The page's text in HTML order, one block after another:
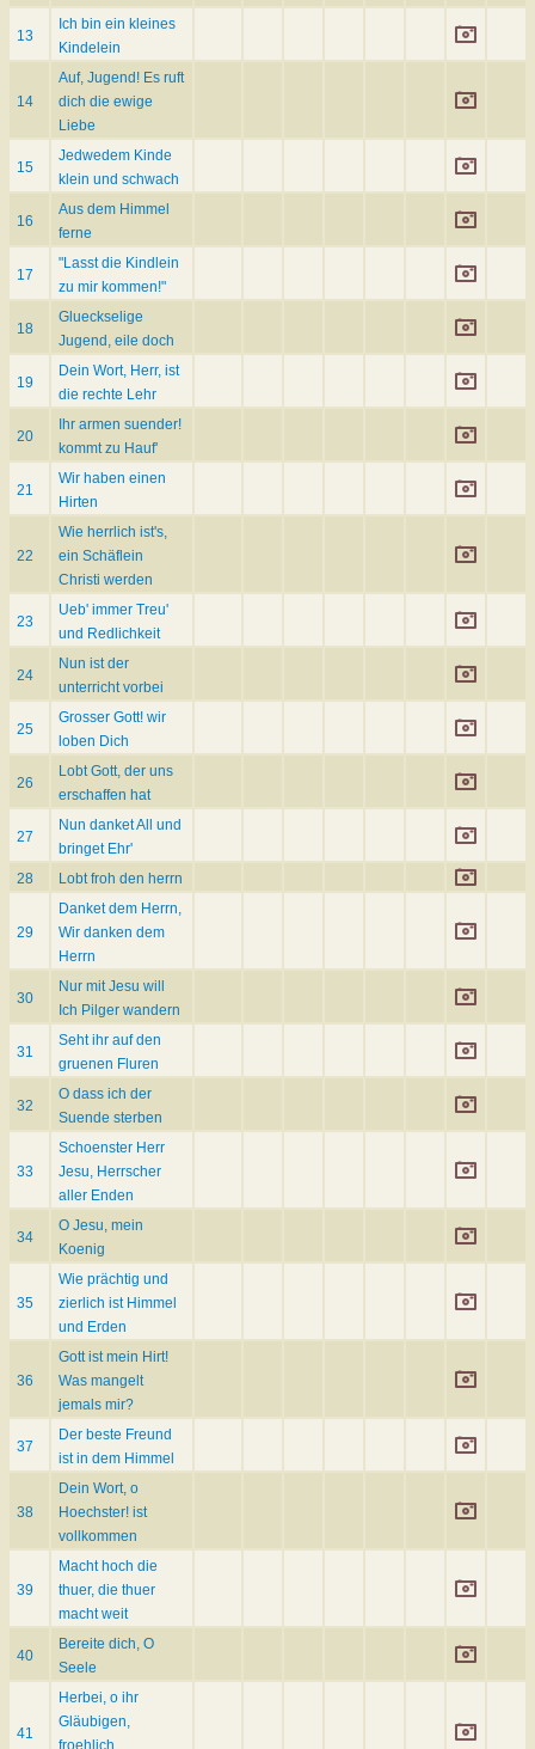
13
Ich bin ein kleines
Kindelein
14
Auf, Jugend! Es ruft
dich die ewige
Liebe
15
Jedwedem Kinde
klein und schwach
16
Aus dem Himmel
ferne
17
"Lasst die Kindlein
zu mir kommen!"
18
Glueckselige
Jugend, eile doch
19
Dein Wort, Herr, ist
die rechte Lehr
20
Ihr armen suender!
kommt zu Hauf'
21
Wir haben einen
Hirten
22
Wie herrlich ist's,
ein Schäflein
Christi werden
23
Ueb' immer Treu'
und Redlichkeit
24
Nun ist der
unterricht vorbei
25
Grosser Gott! wir
loben Dich
26
Lobt Gott, der uns
erschaffen hat
27
Nun danket All und
bringet Ehr'
28
Lobt froh den herrn
29
Danket dem Herrn,
Wir danken dem
Herrn
30
Nur mit Jesu will
Ich Pilger wandern
31
Seht ihr auf den
gruenen Fluren
32
O dass ich der
Suende sterben
33
Schoenster Herr
Jesu, Herrscher
aller Enden
34
O Jesu, mein
Koenig
35
Wie prächtig und
zierlich ist Himmel
und Erden
36
Gott ist mein Hirt!
Was mangelt
jemals mir?
37
Der beste Freund
ist in dem Himmel
38
Dein Wort, o
Hoechster! ist
vollkommen
39
Macht hoch die
thuer, die thuer
macht weit
40
Bereite dich, O
Seele
41
Herbei, o ihr
Gläubigen,
froehlich